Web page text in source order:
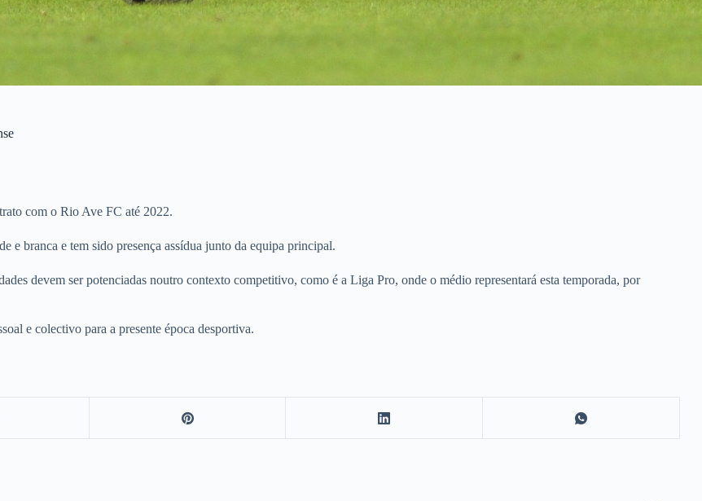
com o Rio Ave FC até 2022.
e branca e tem sido presença assídua junto da equipa principal.
devem ser potenciadas noutro contexto competitivo, como é a Liga Pro, onde o médio representará esta temporada, por
e colectivo para a presente época desportiva.